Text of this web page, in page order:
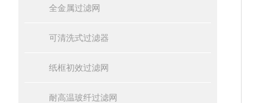
全金属过滤网
可清洗式过滤器
纸框初效过滤网
耐高温玻纤过滤网